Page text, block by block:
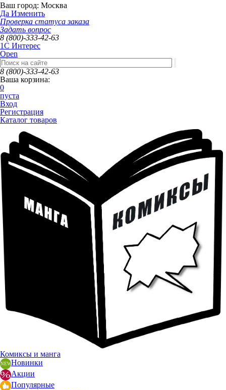
Ваш город: Москва
Да Изменить
Проверка статуса заказа
Задать вопрос
8 (800)-333-42-63
1C Интерес
Open
8 (800)-333-42-63
Ваша корзина:
0
пуста
Вход
Регистрация
Каталог товаров
Комиксы и манга
Новинки
Акции
Популярные